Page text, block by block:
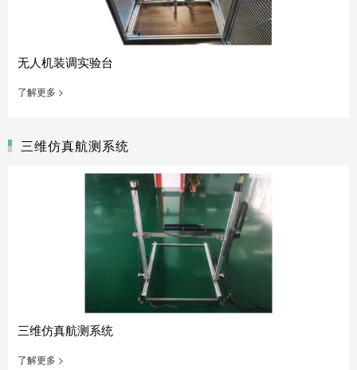
无人机装调实验台
了解更多 >
三维仿真航测系统
三维仿真航测系统
了解更多 >